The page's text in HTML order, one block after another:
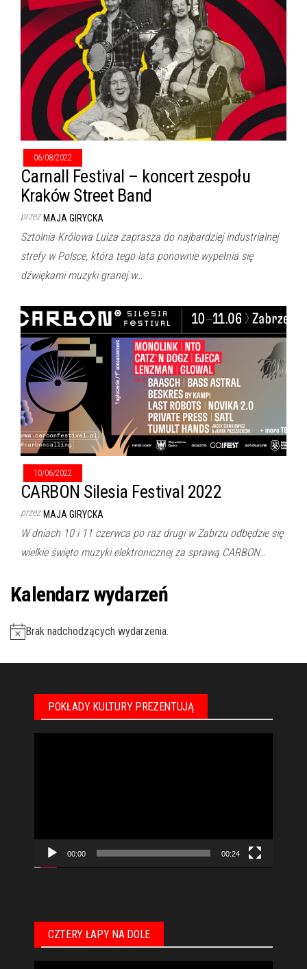
06/08/2022
Carnall Festival – koncert zespołu
Kraków Street Band
przez MAJA GIRYCKA
Sztolnia Królowa Luiza zaprasza do najbardziej industrialnej
strefy w Polsce, która tego lata ponownie wypełnia się
dźwiękami muzyki granej w…
10/06/2022
CARBON Silesia Festival 2022
przez MAJA GIRYCKA
W dniach 10 i 11 czerwca po raz drugi w Zabrzu odbędzie się
wielkie święto muzyki elektronicznej za sprawą CARBON…
Kalendarz wydarzeń
Brak nadchodzących wydarzenia.
POKŁADY KULTURY PREZENTUJĄ
00:00 00:24
CZTERY ŁAPY NA DOLE